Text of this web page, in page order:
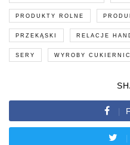
PRODUKTY ROLNE
PRZEKĄSKI RELACJE
SERY WYROBY